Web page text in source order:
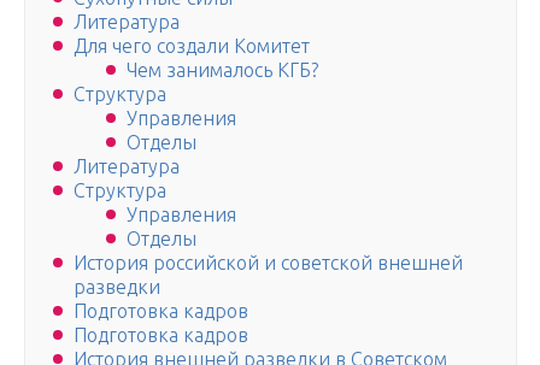
Литература
Для чего создали Комитет
Чем занималось КГБ?
Структура
Управления
Отделы
Литература
Структура
Управления
Отделы
История российской и советской внешней
разведки
Подготовка кадров
Подготовка кадров
История внешней разведки в Советском